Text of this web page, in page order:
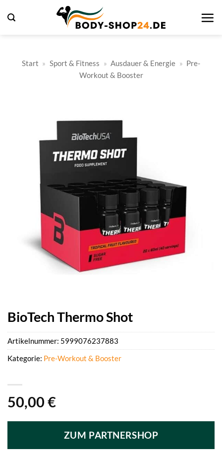
Inhalt
Start » Sport & Fitness » Ausdauer & Energie » Pre-
Workout & Booster
BioTech Thermo Shot
50,00 €
ZUM PARTNERSHOP
Artikelnummer: 5999076237883
Kategorie: Pre-Workout & Booster